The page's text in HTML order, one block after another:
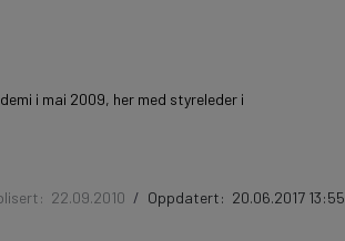
i mai 2009, her med styreleder i
22.09.2010 / Oppdatert: 20.06.2017 13:55